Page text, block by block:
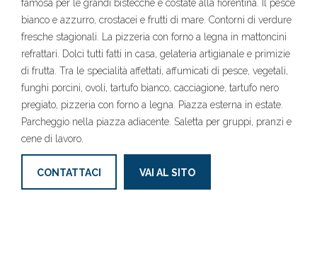
famosa per le grandi bistecche e costate alla fiorentina. Il pesce
bianco e azzurro, crostacei e frutti di mare. Contorni di verdure
fresche stagionali. La pizzeria con forno a legna in mattoncini
refrattari. Dolci tutti fatti in casa, gelateria artigianale e primizie
di frutta. Tra le specialità affettati, affumicati di pesce, vegetali,
funghi porcini, ovoli, tartufo bianco, cacciagione, tartufo nero
pregiato, pizzeria con forno a legna. Piazza esterna in estate.
Parcheggio nella piazza adiacente. Saletta per gruppi, pranzi e
cene di lavoro.
CONTATTACI VAI AL SITO